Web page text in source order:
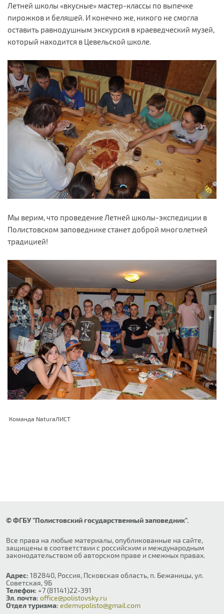
Летней школы «вкусные» мастер-классы по выпечке
пирожков и беляшей. И конечно же, никого не смогла
оставить равнодушным экскурсия в краеведческий музей,
который находится в Цевельской школе.
Мы верим, что проведение Летней школы-экспедиции в
Полистовском заповеднике станет доброй многолетней
традицией!
Команда NaturaЛИСТ
© ФГБУ "Полистовский государственный заповедник".
Все права на любые материалы, опубликованные на сайте,
защищены в соответствии с российским и международным
законодательством об авторском праве и смежных правах.
Адрес: 182840, Россия, Псковская область, п. Бежаницы, ул.
Советская, 9Б
Телефон: +7 (81141)22-391
Эл. почта: office@polistovsky.ru
Отдел туризма: edemvpolisto@gmail.com